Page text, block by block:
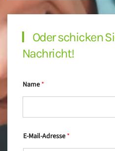
Oder schicken
Nachricht!
Name *
*
S
E-Mail-Adresse *